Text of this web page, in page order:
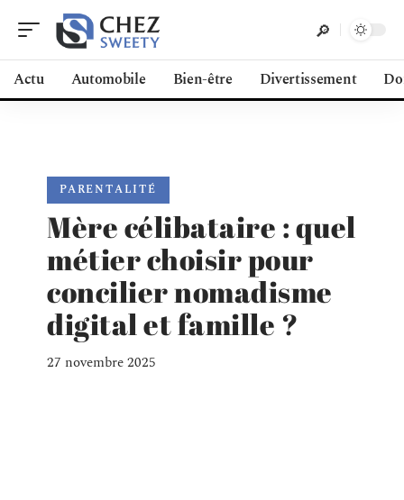
Actu Automobile Bien-être Divertissement
PARENTALITÉ
Mère célibataire : quel
métier choisir pour
concilier nomadisme
digital et famille ?
27 novembre 2025